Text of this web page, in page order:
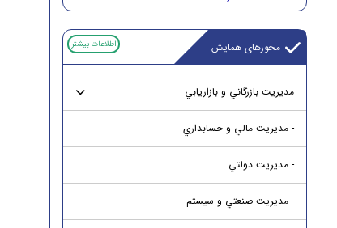
محورهای همایش اطلاعات بیشتر
مديريت بازرگاني و بازاريابي
- مديريت مالي و حسابداري
- مديريت دولتي
- مديريت صنعتي و سيستم